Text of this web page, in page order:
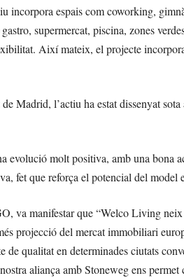
incorpora espais com coworking,
supermercat, piscina, zones
Així mateix, el projecte
Madrid, l’actiu ha estat dissenyat
evolució molt positiva, amb una bona
fet que reforça el potencial del model
va manifestar que “Welco Living
projecció del mercat immobiliari
qualitat en determinades ciutats
aliança amb Stoneweg ens